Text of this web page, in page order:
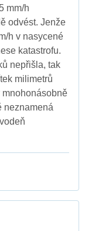
mm/h
odvést. Jenže
h v nasycené
katastrofu.
nepřišla, tak
milimetrů
mnohonásobně
neznamená